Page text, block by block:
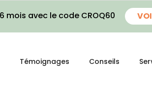
mois avec le code CROQ60
Témoignages Conseils